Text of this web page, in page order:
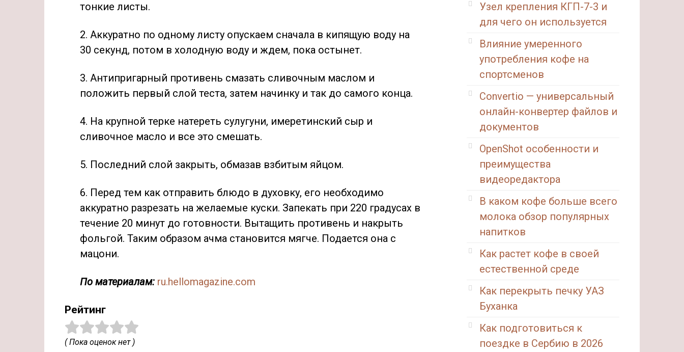
тонкие листы.
2. Аккуратно по одному листу опускаем сначала в кипящую воду на
30 секунд, потом в холодную воду и ждем, пока остынет.
3. Антипригарный противень смазать сливочным маслом и
положить первый слой теста, затем начинку и так до самого конца.
4. На крупной терке натереть сулугуни, имеретинский сыр и
сливочное масло и все это смешать.
5. Последний слой закрыть, обмазав взбитым яйцом.
6. Перед тем как отправить блюдо в духовку, его необходимо
аккуратно разрезать на желаемые куски. Запекать при 220 градусах в
течение 20 минут до готовности. Вытащить противень и накрыть
фольгой. Таким образом ачма становится мягче. Подается она с
мацони.
По материалам: ru.hellomagazine.com
Рейтинг
( Пока оценок нет )
Узел крепления КГП-7-3 и
для чего он используется
Влияние умеренного
употребления кофе на
спортсменов
Convertio — универсальный
онлайн-конвертер файлов и
документов
OpenShot особенности и
преимущества
видеоредактора
В каком кофе больше всего
молока обзор популярных
напитков
Как растет кофе в своей
естественной среде
Как перекрыть печку УАЗ
Буханка
Как подготовиться к
поездке в Сербию в 2026